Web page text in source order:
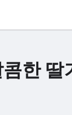
한 딸